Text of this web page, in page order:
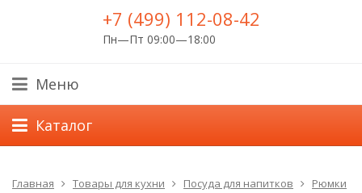
+7 (499) 112-08-42
Пн—Пт 09:00—18:00
Меню
Каталог
Главная Товары для кухни Посуда для напитков
Рюмки